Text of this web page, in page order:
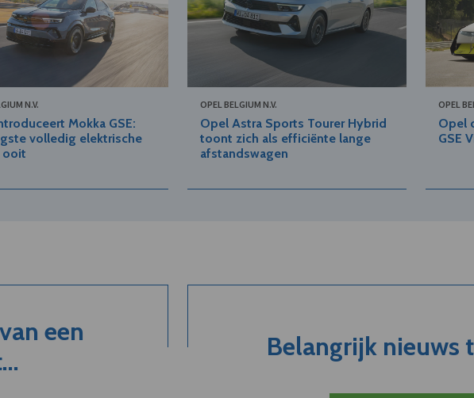
N.V.
Mokka GSE:
volledig elektrische
ooit
OPEL BELGIUM N.V.
Opel Astra Sports Tourer Hybrid
toont zich als efficiënte lange
afstandswagen
OPEL
Opel
GSE
een
Belangrijk nieuws